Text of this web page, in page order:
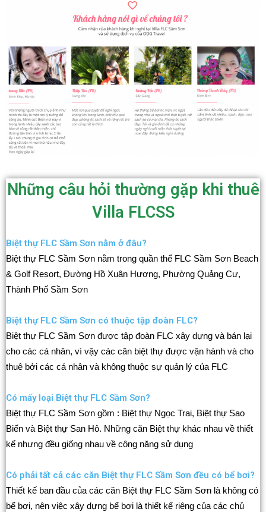
Những câu hỏi thường gặp khi thuê
Villa FLCSS
Biệt thự FLC Sầm Sơn nằm ở đâu?
Biệt thự FLC Sầm Sơn nằm trong quần thể FLC Sầm Sơn Beach
& Golf Resort, Đường Hồ Xuân Hương, Phường Quảng Cư,
Thành Phố Sầm Sơn
Biệt thự FLC Sầm Sơn có thuộc tập đoàn FLC?
Biệt thự FLC Sầm Sơn được tập đoàn FLC xây dựng và bán lại
cho các cá nhân, vì vậy các căn biệt thự được vận hành và cho
thuê bởi các cá nhân và không thuộc sự quản lý của FLC
Có mấy loại Biệt thự FLC Sầm Sơn?
Biệt thự FLC Sầm Sơn gồm : Biệt thự Ngọc Trai, Biệt thự Sao
Biển và Biệt thự San Hô. Những căn Biệt thự khác nhau về thiết
kế nhưng đều giống nhau về công năng sử dụng
Có phải tất cả các căn Biệt thự FLC Sầm Sơn đều có bể bơi?
Thiết kế ban đầu của các căn Biệt thự FLC Sầm Sơn là không có
bể bơi, nên việc xây dựng bể bơi là thiết kế riêng của các chủ